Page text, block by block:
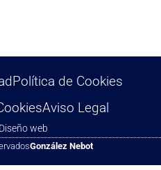
Política de Cookies
Aviso Legal
Diseño web
González Nebot